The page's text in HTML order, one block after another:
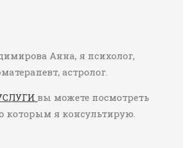
Анна, я психолог,
астролог.
вы можете посмотреть
которым я консультирую.